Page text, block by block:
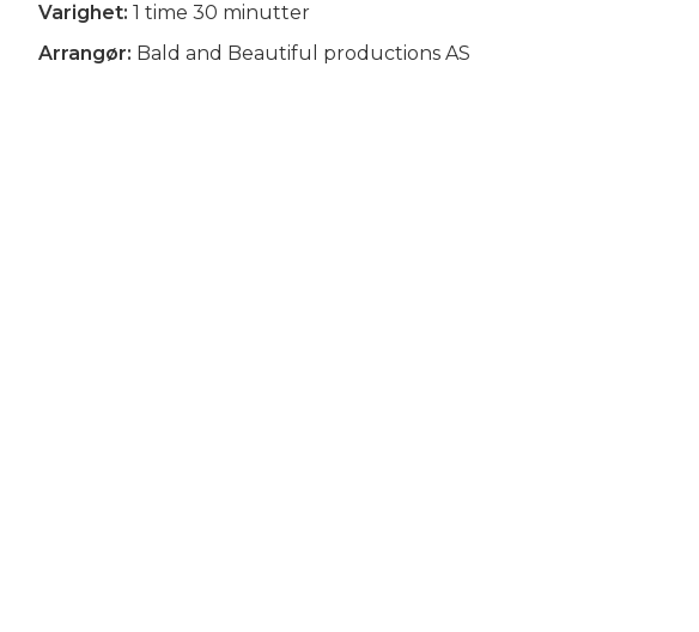
Varighet: 1 time 30 minutter
Arrangør: Bald and Beautiful productions AS